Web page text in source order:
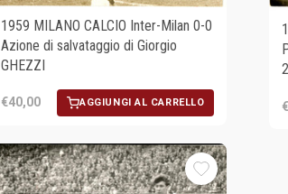
1959 MILANO CALCIO Inter-Milan 0-0
Azione di salvataggio di Giorgio
GHEZZI
€40,00 AGGIUNGI AL CARRELLO